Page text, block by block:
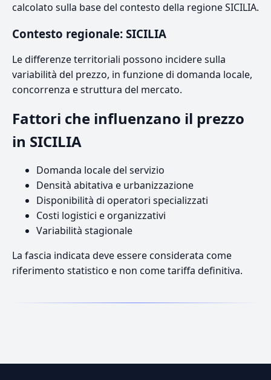
calcolato sulla base del contesto della regione SICILIA.
Contesto regionale: SICILIA
Le differenze territoriali possono incidere sulla
variabilità del prezzo, in funzione di domanda locale,
concorrenza e struttura del mercato.
Fattori che influenzano il prezzo
in SICILIA
Domanda locale del servizio
Densità abitativa e urbanizzazione
Disponibilità di operatori specializzati
Costi logistici e organizzativi
Variabilità stagionale
La fascia indicata deve essere considerata come
riferimento statistico e non come tariffa definitiva.